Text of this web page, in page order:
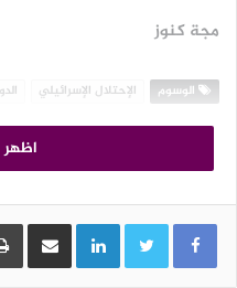
مجة كنوز
الوسوم الإحتلال الإسرائيلي
اظهر
LinkedInمشاركة عبر